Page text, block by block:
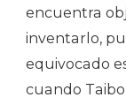
encuentra
inventarlo,
equivocado
cuando